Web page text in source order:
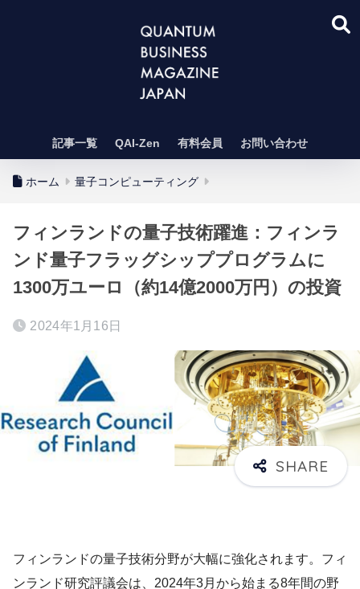
記事一覧 QAI-Zen 有料会員 お問い合わせ
ホーム 量子コンピューティング
フィンランドの量子技術躍進：フィンラ
ンド量子フラッグシッププログラムに
1300万ユーロ（約14億2000万円）の投資
2024年1月16日
フィンランドの量子技術分野が大幅に強化されます。フィ
ンランド研究評議会は、2024年3月から始まる8年間の野